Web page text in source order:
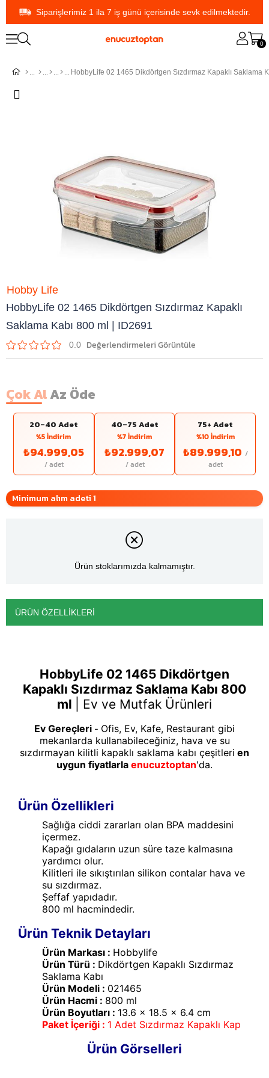
Siparişlerimiz 1 ila 7 iş günü içerisinde sevk edilmektedir.
0
HobbyLife 02 1465 Dikdörtgen Sızdırmaz Kapaklı
Saklama Kabı 800 ml | ID2691
0.0
Hobby Life
Çok AlAz Öde
20–40 Adet
%5 İndirim
₺94.999,05
40–75 Adet
%7 İndirim
₺92.999,07
75+ Adet
%10 İndirim
₺89.999,10
Minimum alım adeti 1
Ürün stoklarımızda kalmamıştır.
ÜRÜN ÖZELLIKLERI
HobbyLife 02 1465 Dikdörtgen
Kapaklı Sızdırmaz Saklama Kabı 800
ml
Ev ve Mutfak Ürünleri
Ev Gereçleri - Ofis, Ev, Kafe, Restaurant gibi
mekanlarda kullanabileceğiniz, hava ve su
sızdırmayan kilitli kapaklı saklama kabı çeşitleri en
uygun fiyatlarla enucuztoptan'da.
Ürün Özellikleri
Sağlığa ciddi zararları olan BPA maddesini
içermez.
Kapağı gıdaların uzun süre taze kalmasına
yardımcı olur.
Kilitleri ile sıkıştırılan silikon contalar hava ve
su sızdırmaz.
Şeffaf yapıdadır.
800 ml hacmindedir.
Ürün Teknik Detayları
Ürün Markası : Hobbylife
Ürün Türü : Dikdörtgen Kapaklı Sızdırmaz
Saklama Kabı
Ürün Modeli : 021465
Ürün Hacmi : 800 ml
Ürün Boyutları : 13.6 x 18.5 x 6.4 cm
Paket İçeriği : 1 Adet Sızdırmaz Kapaklı Kap
Ürün Görselleri